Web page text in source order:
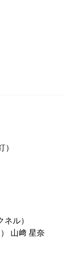
ル）
山﨑 星奈